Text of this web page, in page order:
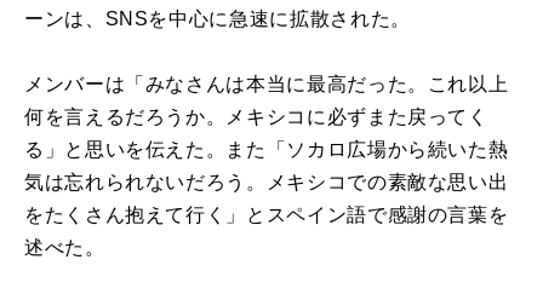
ーンは、SNSを中心に急速に拡散された。
メンバーは「みなさんは本当に最高だった。これ以上
何を言えるだろうか。メキシコに必ずまた戻ってく
る」と思いを伝えた。また「ソカロ広場から続いた熱
気は忘れられないだろう。メキシコでの素敵な思い出
をたくさん抱えて行く」とスペイン語で感謝の言葉を
述べた。